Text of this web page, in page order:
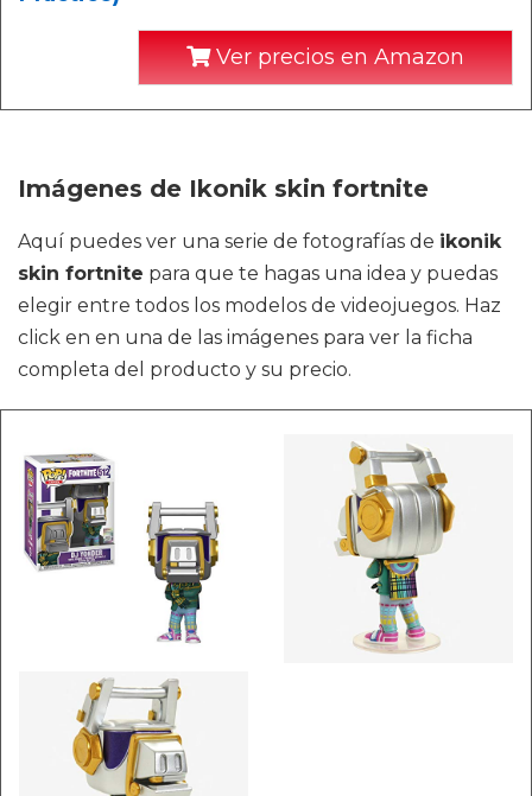
Ver precios en Amazon
Imágenes de Ikonik skin fortnite
Aquí puedes ver una serie de fotografías de ikonik
skin fortnite para que te hagas una idea y puedas
elegir entre todos los modelos de videojuegos. Haz
click en en una de las imágenes para ver la ficha
completa del producto y su precio.